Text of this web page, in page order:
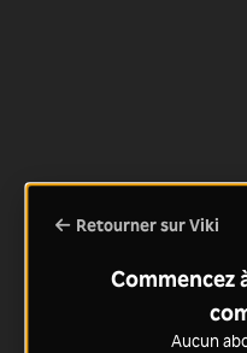
Retourner sur Viki
Commencez
Aucun